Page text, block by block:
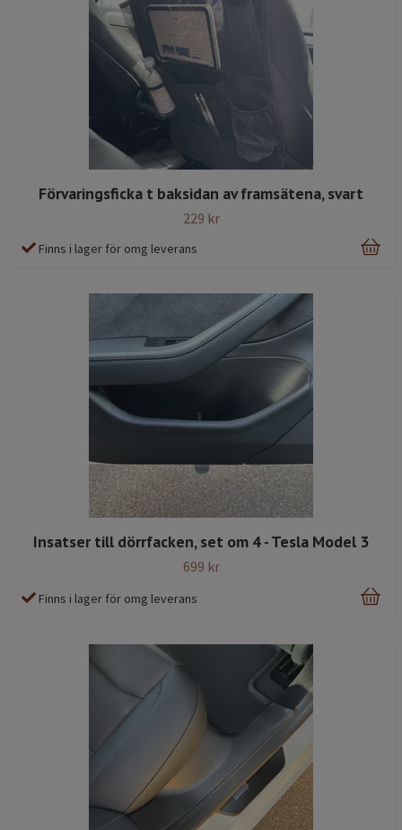
Förvaringsficka t baksidan av framsätena, svart
229 kr
Finns i lager för omg leverans
Insatser till dörrfacken, set om 4 - Tesla Model 3
699 kr
Finns i lager för omg leverans